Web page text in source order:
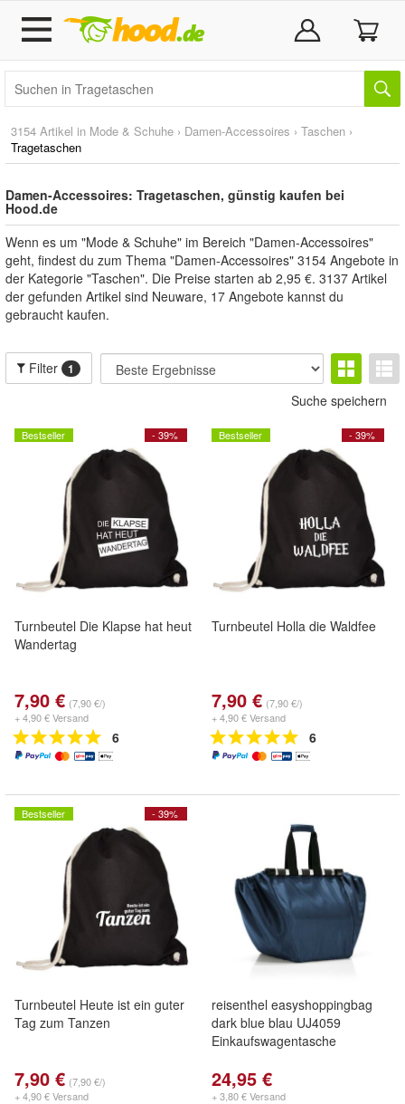
3154 Artikel in Mode & Schuhe › Damen-Accessoires › Taschen ›
Tragetaschen
Damen-Accessoires: Tragetaschen, günstig kaufen bei
Hood.de
Wenn es um "Mode & Schuhe" im Bereich "Damen-Accessoires"
geht, findest du zum Thema "Damen-Accessoires" 3154 Angebote in
der Kategorie "Taschen". Die Preise starten ab 2,95 €. 3137 Artikel
der gefunden Artikel sind Neuware, 17 Angebote kannst du
gebraucht kaufen.
Filter 1
Suche speichern
- 39%
Bestseller
Turnbeutel Die Klapse hat heut
Wandertag
7,90 € (7,90 €/)
+ 4,90 € Versand
6
- 39%
Bestseller
Turnbeutel Holla die Waldfee
7,90 € (7,90 €/)
+ 4,90 € Versand
6
- 39%
Bestseller
Turnbeutel Heute ist ein guter
Tag zum Tanzen
7,90 € (7,90 €/)
+ 4,90 € Versand
reisenthel easyshoppingbag
dark blue blau UJ4059
Einkaufswagentasche
24,95 €
+ 3,80 € Versand